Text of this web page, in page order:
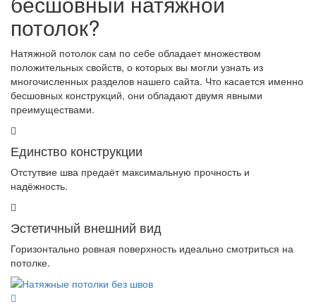
потолок?
Натяжной потолок сам по себе обладает множеством
положительных свойств, о которых вы могли узнать из
многочисленных разделов нашего сайта. Что касается именно
бесшовных конструкций, они обладают двумя явными
преимуществами.
Единство конструкции
Отстутвие шва предаёт максимальную прочность и
надёжность.
Эстетичный внешний вид
Горизонтально ровная поверхность идеально смотриться на
потолке.